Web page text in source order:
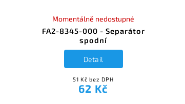
FA2-8345-000 - Separátor
spodní
Momentálně nedostupné
51 Kč bez DPH
62 Kč
Detail